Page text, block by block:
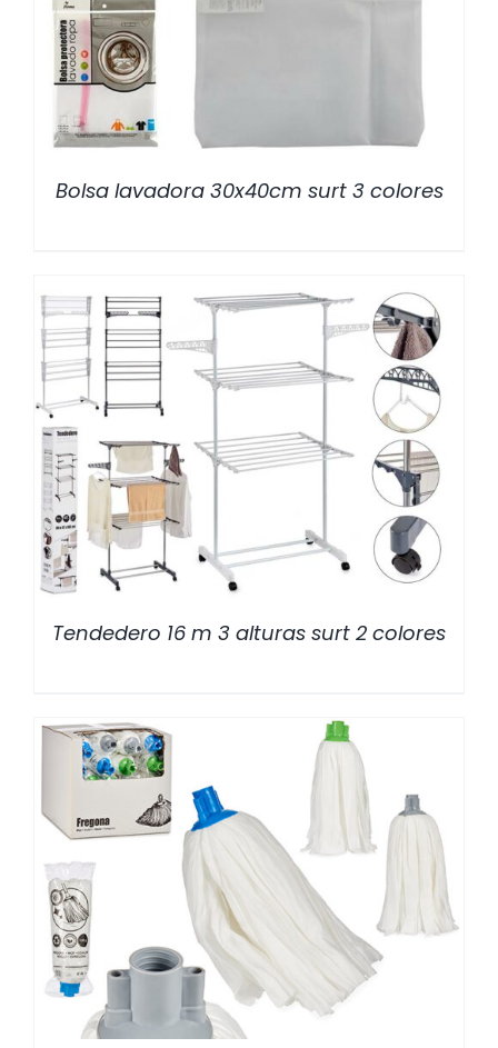
Bolsa lavadora 30x40cm surt 3 colores
/ DETALLES
Tendedero 16 m 3 alturas surt 2 colores
/ DETALLES